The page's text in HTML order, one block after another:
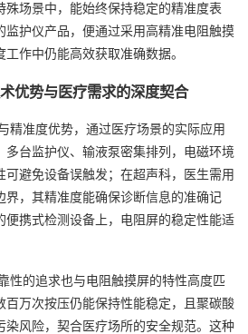
殊场景中，能始终保持稳定的精准度表
监护仪产品，便通过采用高精准电阻触摸
作中仍能高效获取准确数据。
优势与医疗需求的深度契合
精准度优势，通过医疗场景的实际应用
多台监护仪、输液泵密集排列，电磁环境
可避免设备误触发；在超声科，医生需用
界，其精准度能确保诊断信息的准确记
便携式检测设备上，电阻屏的稳定性能适
性的追求也与电阻触摸屏的特性高度匹
百万次按压仍能保持性能稳定，且聚碳酸
染风险，契合医疗场所的安全规范。这种